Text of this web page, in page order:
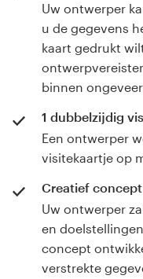
Uw ontwerper
u de gegevens
kaart gedrukt
binnen
1 dubbelzijdig
Een ontwerper
visitekaartje op
Creatief
Uw ontwerper
en
concept
verstrekte